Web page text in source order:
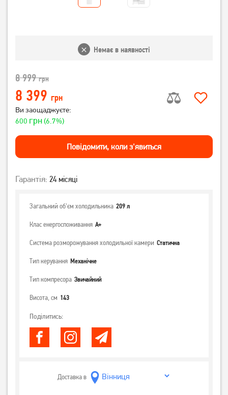
Немає в наявності
8 999грн
8 399 грн
Ви заощаджуєте:
600 грн(6.7%)
Повiдомити, коли з'явиться
Гарантія: 24 місяці
Загальний об'єм холодильника 209 л
Клас енергоспоживання А+
Система розморожування холодильної камери Статична
Тип керування Механічне
Тип компресора Звичайний
Висота, см 143
Поділитись:
Доставка в